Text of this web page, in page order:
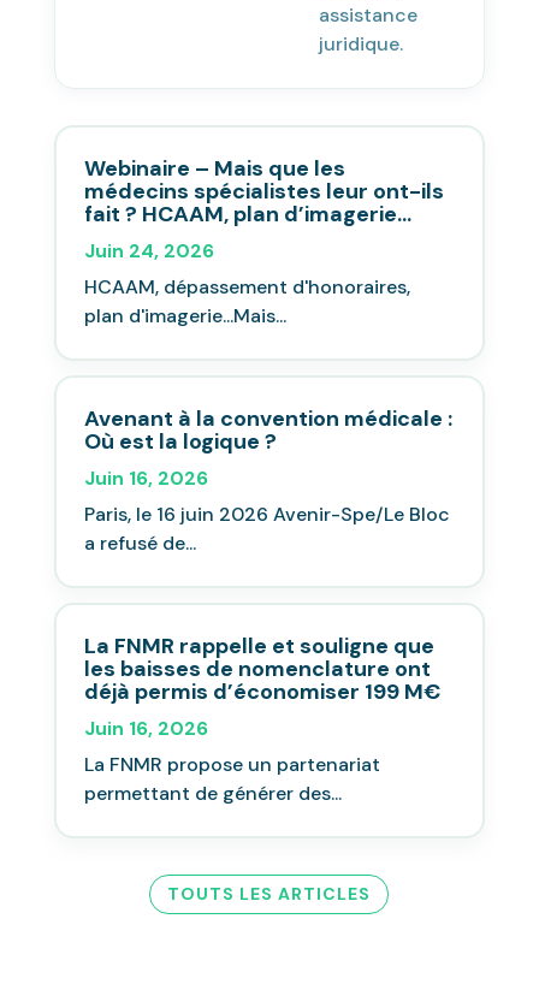
assistance
juridique.
Webinaire – Mais que les
médecins spécialistes leur ont-ils
fait ? HCAAM, plan d’imagerie…
Juin 24, 2026
HCAAM, dépassement d'honoraires,
plan d'imagerie...Mais...
Avenant à la convention médicale :
Où est la logique ?
Juin 16, 2026
Paris, le 16 juin 2026 Avenir-Spe/Le Bloc
a refusé de...
La FNMR rappelle et souligne que
les baisses de nomenclature ont
déjà permis d’économiser 199 M€
Juin 16, 2026
La FNMR propose un partenariat
permettant de générer des...
TOUTS LES ARTICLES